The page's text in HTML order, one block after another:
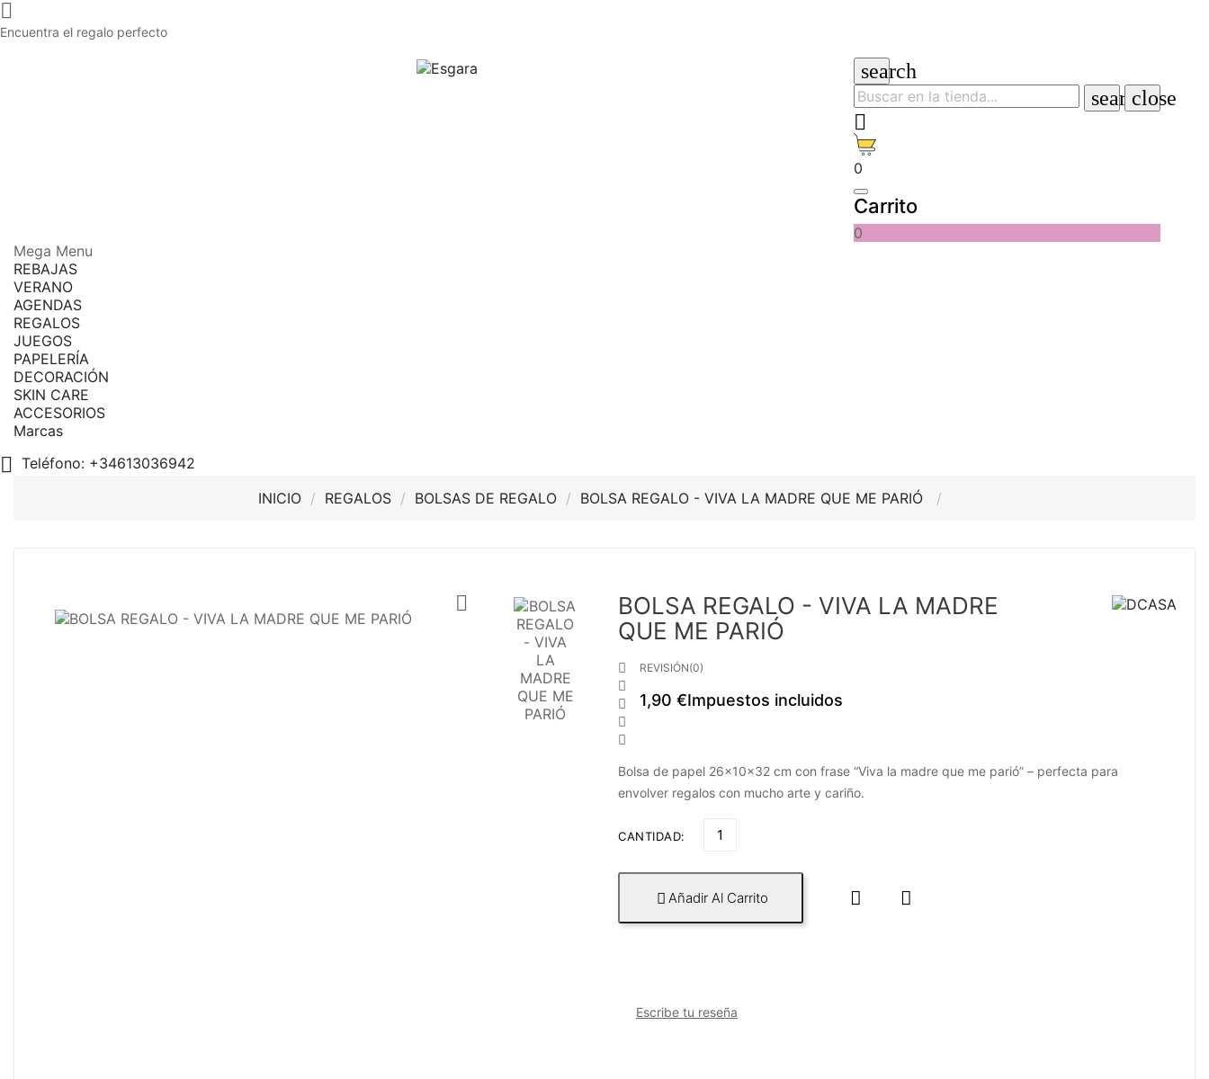

Encuentra el regalo perfecto
search
searchclose

0
Carrito
0
Mega Menu
REBAJAS
VERANO
AGENDAS
REGALOS
JUEGOS
PAPELERÍA
DECORACIÓN
SKIN CARE
ACCESORIOS
Marcas
 Teléfono: +34613036942
INICIO
REGALOS BOLSAS DE REGALO BOLSA REGALO - VIVA LA MADRE QUE ME PARIÓ

BOLSA REGALO - VIVA LA MADRE
QUE ME PARIÓ





REVISIÓN(0)
1,90 €Impuestos incluidos
Bolsa de papel 26x10x32 cm con frase “Viva la madre que me parió” – perfecta para
envolver regalos con mucho arte y cariño.
CANTIDAD:
 Añadir Al Carrito  
Escribe tu reseña